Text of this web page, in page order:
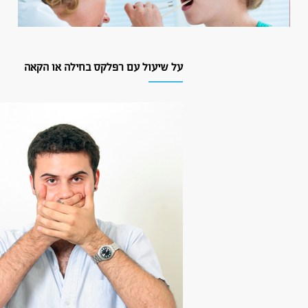
על שיעול עם רפלקס בחילה או הקאה